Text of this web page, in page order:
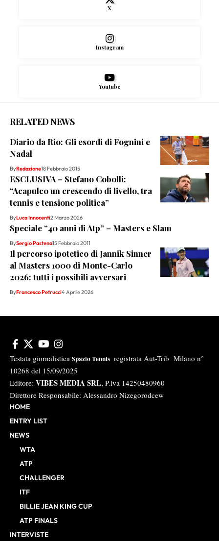
X
Instagram
Youtube
RELATED NEWS
Diario da Rio: Gli esordi di Fognini e
Nadal
ByRedazione18 Febbraio 2015
ESCLUSIVA – Stefano Cobolli:
“Acapulco un crescendo di livello, tra
tennis e tensione politica”
ByLuca Innocenti2 Marzo 2026
Speciale “40 anni di Atp” – Masters e Slam
BySergio Pastena15 Febbraio 2011
Il percorso ipotetico di Jannik Sinner
al Masters 1000 di Monte-Carlo
2026: tutti i possibili avversari
ByFrancesco Petrucci4 Aprile 2026
Testata giornalistica Spazio Tennis registrata Aut-Trib Milano n°
10268 del 15/09/2025
Editore: VIBES MEDIA SRL, P.iva 14250480960
Direttore Responsabile: Alessandro Nizegorodcew
HOME
ENTRY LIST
NEWS
WTA
ATP
CHALLENGER
ITF
BILLIE JEAN KING CUP
ATP FINALS
INTERVISTE